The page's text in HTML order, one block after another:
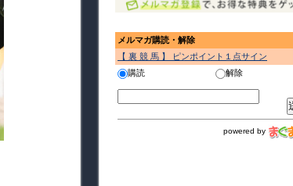
メルマガ購読・解除
【 裏 競 馬 】 ピンポイント１点サイン
購読
解除
powered by